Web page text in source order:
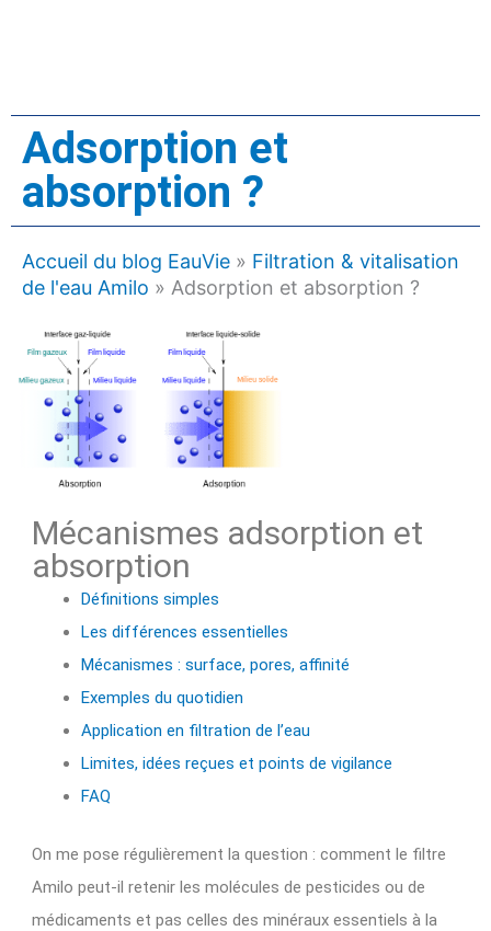
Adsorption et
absorption ?
Accueil du blog EauVie» Filtration & vitalisation
de l'eau Amilo » Adsorption et absorption ?
Mécanismes adsorption et
absorption
Définitions simples
Les différences essentielles
Mécanismes : surface, pores, affinité
Exemples du quotidien
Application en filtration de l’eau
Limites, idées reçues et points de vigilance
FAQ
On me pose régulièrement la question : comment le filtre
Amilo peut-il retenir les molécules de pesticides ou de
médicaments et pas celles des minéraux essentiels à la